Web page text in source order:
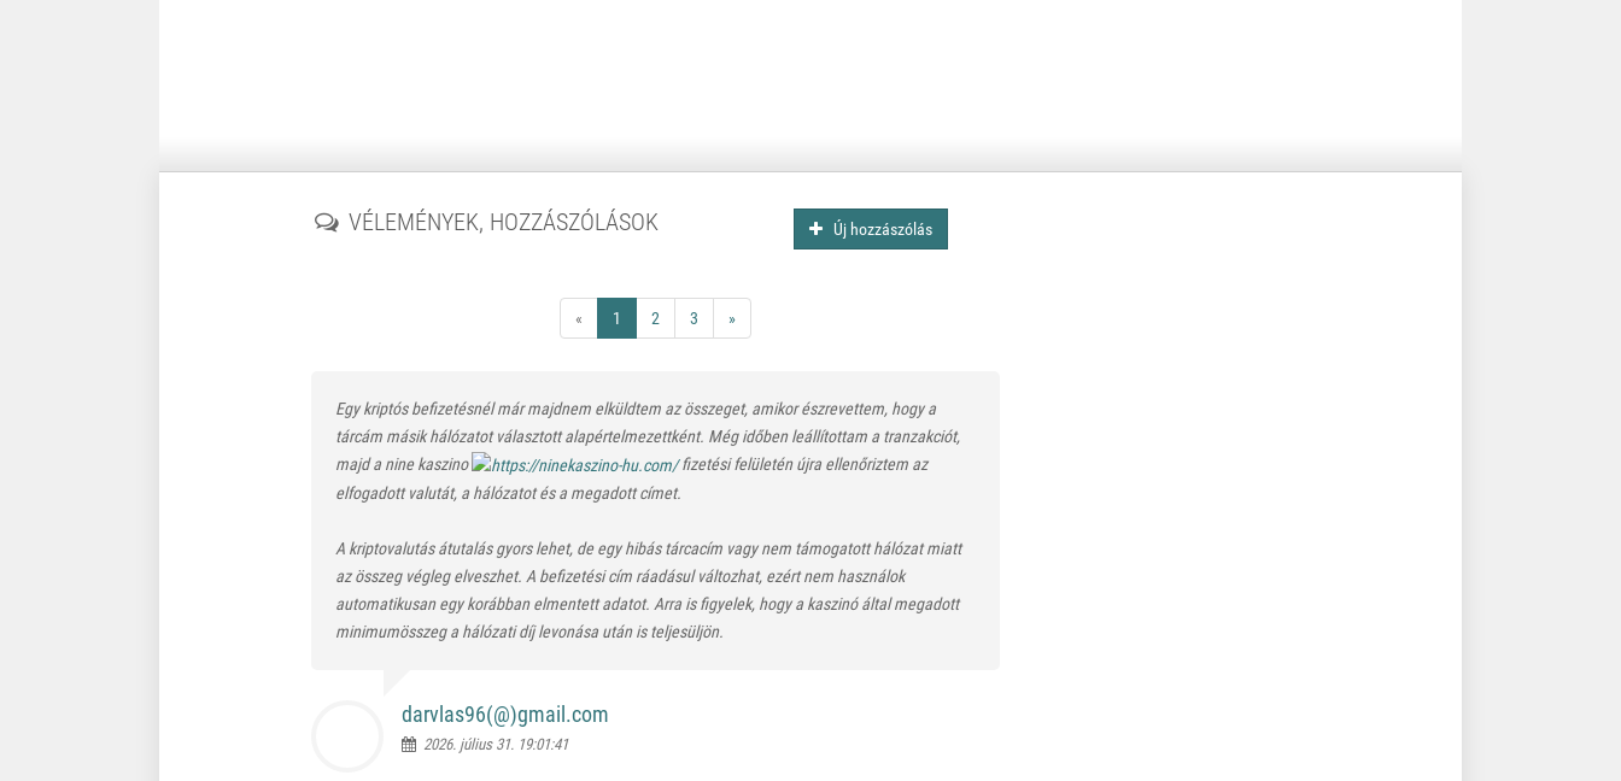
VÉLEMÉNYEK, HOZZÁSZÓLÁSOK Új hozzászólás
« 1 2 3 »
Egy kriptós befizetésnél már majdnem elküldtem az összeget, amikor észrevettem, hogy a
tárcám másik hálózatot választott alapértelmezettként. Még időben leállítottam a tranzakciót,
majd a nine kaszino
fizetési felületén újra ellenőriztem az
elfogadott valutát, a hálózatot és a megadott címet.
A kriptovalutás átutalás gyors lehet, de egy hibás tárcacím vagy nem támogatott hálózat miatt
az összeg végleg elveszhet. A befizetési cím ráadásul változhat, ezért nem használok
automatikusan egy korábban elmentett adatot. Arra is figyelek, hogy a kaszinó által megadott
minimumösszeg a hálózati díj levonása után is teljesüljön.
darvlas96(@)gmail.com
2026. július 31. 19:01:41